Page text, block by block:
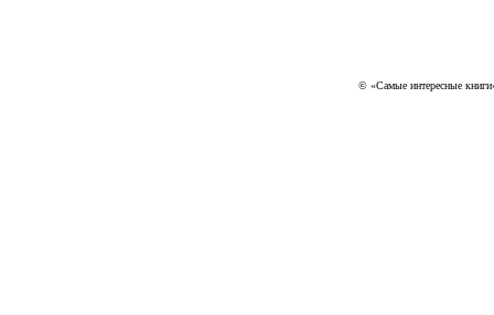
© «Самые интересные